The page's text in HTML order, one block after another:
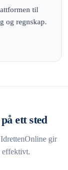
til
og regnskap.
ett sted
gir
effektivt.